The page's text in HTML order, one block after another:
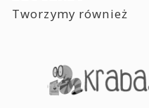
Tworzymy również